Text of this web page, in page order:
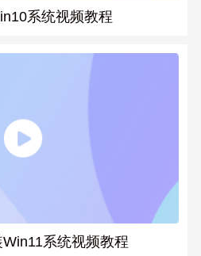
系统视频教程
系统视频教程